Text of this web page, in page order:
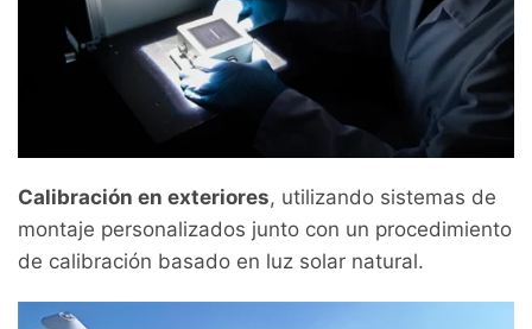
Calibración en exteriores, utilizando sistemas de
montaje personalizados junto con un procedimiento
de calibración basado en luz solar natural.